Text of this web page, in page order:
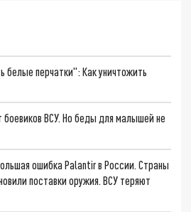
белые перчатки": Как уничтожить
ВСУ. Но беды для малышей не
ошибка Palantir в России. Страны
поставки оружия. ВСУ теряют